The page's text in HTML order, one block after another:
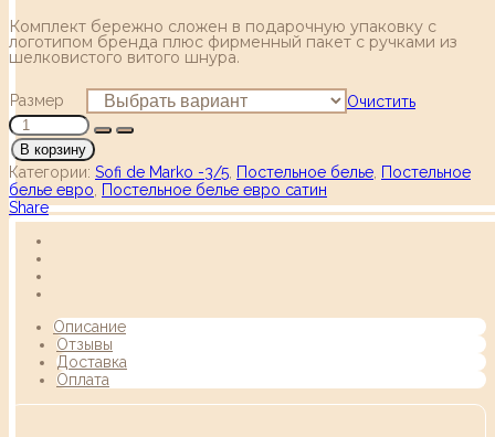
Комплект бережно сложен в подарочную упаковку с
логотипом бренда плюс фирменный пакет с ручками из
шелковистого витого шнура.
Размер Очистить
В корзину
Категории: Sofi de Marko -3/5 Постельное белье Постельное
белье евро
Постельное белье евро сатин
Share
Описание
Отзывы
Доставка
Оплата